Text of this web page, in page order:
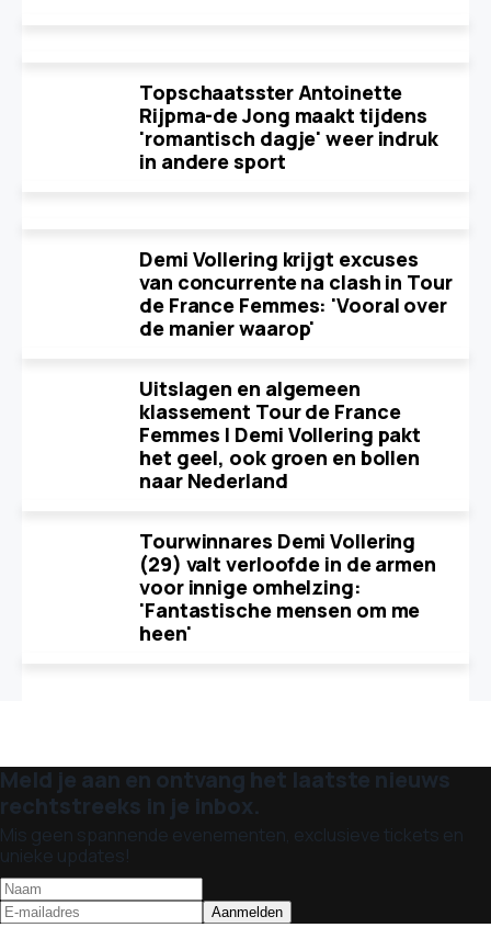
Topschaatsster Antoinette
Rijpma-de Jong maakt tijdens
'romantisch dagje' weer indruk
in andere sport
Demi Vollering krijgt excuses
van concurrente na clash in Tour
de France Femmes: 'Vooral over
de manier waarop'
Uitslagen en algemeen
klassement Tour de France
Femmes | Demi Vollering pakt
het geel, ook groen en bollen
naar Nederland
Tourwinnares Demi Vollering
(29) valt verloofde in de armen
voor innige omhelzing:
'Fantastische mensen om me
heen'
Meld je aan en ontvang het laatste nieuws
rechtstreeks in je inbox.
Mis geen spannende evenementen, exclusieve tickets en
unieke updates!